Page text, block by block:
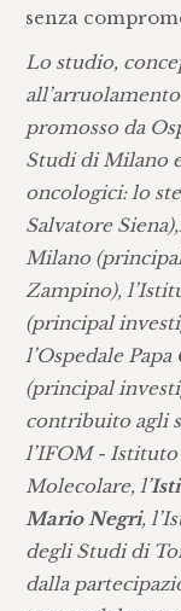
senza
Lo studio,
promosso da
Studi di Milano
oncologici: lo
Salvatore
Milano
Zampino),
(principal
l’Ospedale
(principal
contribuito agli
l’IFOM -
Molecolare, l’
Mario Negri,
degli Studi di
dalla